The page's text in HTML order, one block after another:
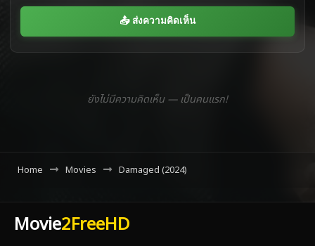
📤 ส่งความคิดเห็น
ยังไม่มีความคิดเห็น — เป็นคนแรก!
Home Movies Damaged (2024)
Movie2FreeHD